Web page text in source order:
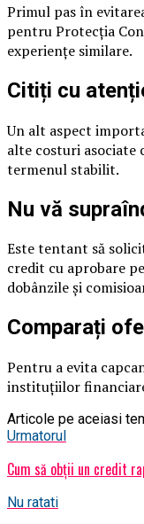
Primul pas în
pentru Protecția
experiențe similare.
Citiți cu
Un alt aspect
alte costuri asociate
termenul stabilit.
Nu vă
Este tentant să
credit cu aprobare
dobânzile și
Comparați
Pentru a evita
instituțiilor
Articole pe aceiasi
Urmatorul
Cum să obții un credit
Nu ratati